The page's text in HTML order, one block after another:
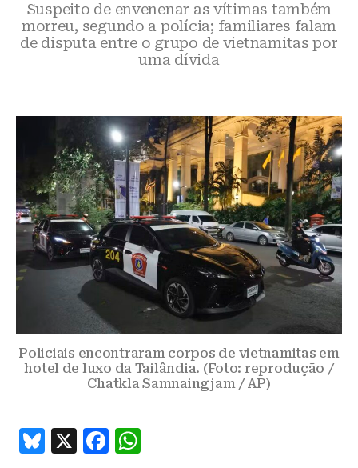
Suspeito de envenenar as vítimas também
morreu, segundo a polícia; familiares falam
de disputa entre o grupo de vietnamitas por
uma dívida
Policiais encontraram corpos de vietnamitas em
hotel de luxo da Tailândia. (Foto: reprodução /
Chatkla Samnaingjam / AP)
B
X
F